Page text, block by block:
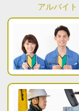
アルバイ